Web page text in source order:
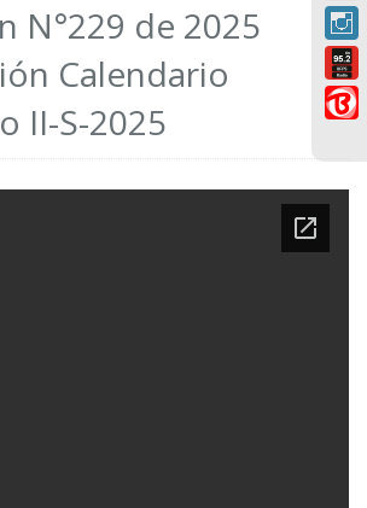
N°229 de 2025
Calendario
II-S-2025